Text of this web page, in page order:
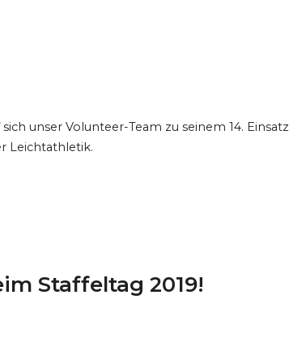
unser Volunteer-Team zu seinem 14. Einsatz
Leichtathletik.
Staffeltag 2019!